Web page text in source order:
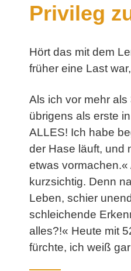
Privileg
Hört das mit dem
früher eine Last
Als ich vor mehr
übrigens als erste
ALLES! Ich habe
der Hase läuft, und
etwas
kurzsichtig. Denn
Leben, schier
schleichende
alles?!« Heute mit
fürchte, ich weiß